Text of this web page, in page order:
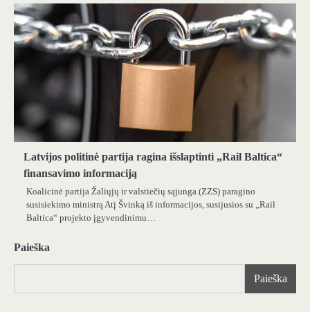
Latvijos politinė partija ragina išslaptinti „Rail Baltica“
finansavimo informaciją
Koalicinė partija Žaliųjų ir valstiečių sąjunga (ZZS) paragino
susisiekimo ministrą Atį Švinką iš informacijos, susijusios su „Rail
Baltica“ projekto įgyvendinimu…
Paieška
Paieška